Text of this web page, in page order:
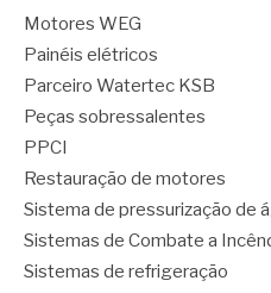
Motores WEG
Painéis elétricos
Parceiro Watertec KSB
Peças sobressalentes
PPCI
Restauração de motores
Sistema de pressurização de
Sistemas de Combate a
Sistemas de refrigeração